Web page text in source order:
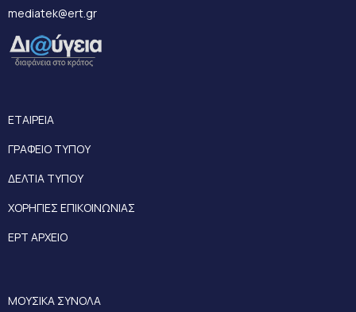
mediatek@ert.gr
ΕΤΑΙΡΕΙΑ
ΓΡΑΦΕΙΟ ΤΥΠΟΥ
ΔΕΛΤΙΑ ΤΥΠΟΥ
ΧΟΡΗΓΙΕΣ ΕΠΙΚΟΙΝΩΝΙΑΣ
ΕΡΤ ΑΡΧΕΙΟ
ΜΟΥΣΙΚΑ ΣΥΝΟΛΑ